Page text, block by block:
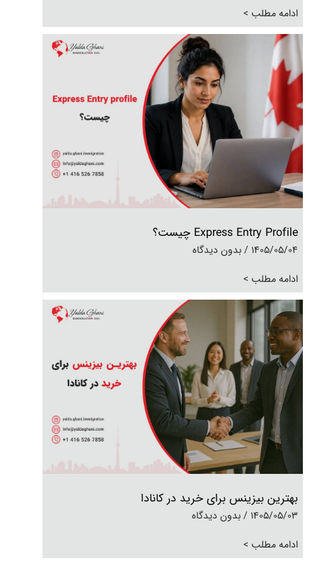
ادامه مطلب >
Express Entry Profile چیست؟
1405/05/04
بدون دیدگاه
ادامه مطلب >
بهترین بیزینس برای خرید در کانادا
1405/05/03
بدون دیدگاه
ادامه مطلب >